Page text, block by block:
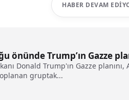
HABER DEVAM
önünde Trump’ın Gazze
Donald Trump'ın Gazze
gruptak...